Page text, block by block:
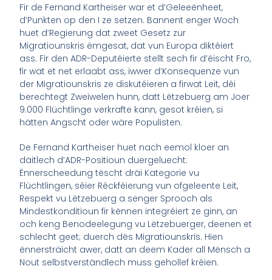
Fir de Fernand Kartheiser war et d’Geleeënheet,
d’Punkten op den I ze setzen. Bannent enger Woch
huet d’Regierung dat zweet Gesetz zur
Migratiounskris ëmgesat, dat vun Europa diktéiert
ass. Fir den ADR-Deputéierte stellt sech fir d’éischt Fro,
fir wat et net erlaabt ass, iwwer d’Konsequenze vun
der Migratiounskris ze diskutéieren a firwat Leit, déi
berechtegt Zweiwelen hunn, datt Lëtzebuerg am Joer
9.000 Flüchtlinge verkrafte kann, gesot kréien, si
hätten Angscht oder wäre Populisten.
De Fernand Kartheiser huet nach eemol kloer an
däitlech d’ADR-Positioun duergeluecht:
Ënnerscheedung tëscht dräi Kategorie vu
Flüchtlingen, séier Réckféierung vun ofgeleente Leit,
Respekt vu Lëtzebuerg a senger Sprooch als
Mindestkonditioun fir kënnen integréiert ze ginn, an
och keng Benodeelegung vu Lëtzebuerger, deenen et
schlecht geet; duerch dës Migratiounskris. Hien
ënnersträicht awer, datt an deem Kader all Mënsch a
Nout selbstverständlech muss gehollef kréien.